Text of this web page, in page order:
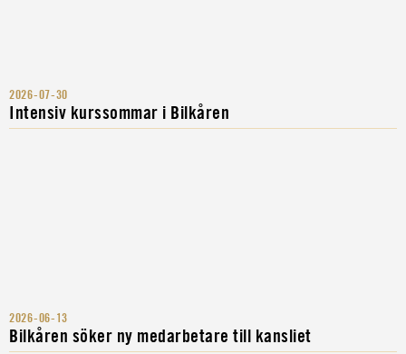
2026-07-30
Intensiv kurssommar i Bilkåren
2026-06-13
Bilkåren söker ny medarbetare till kansliet